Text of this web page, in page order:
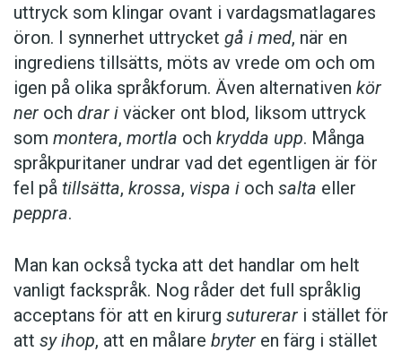
uttryck som klingar ovant i vardagsmatlagares
öron. I synnerhet uttrycket gå i med, när en
ingrediens tillsätts, möts av vrede om och om
igen på olika språkforum. Även alternativen kör
ner och drar i väcker ont blod, liksom uttryck
som montera, mortla och krydda upp. Många
språkpuritaner undrar vad det egentligen är för
fel på tillsätta, krossa, vispa i och salta eller
peppra.
Man kan också tycka att det handlar om helt
vanligt fackspråk. Nog råder det full språklig
acceptans för att en kirurg suturerar i stället för
att sy ihop, att en målare bryter en färg i stället